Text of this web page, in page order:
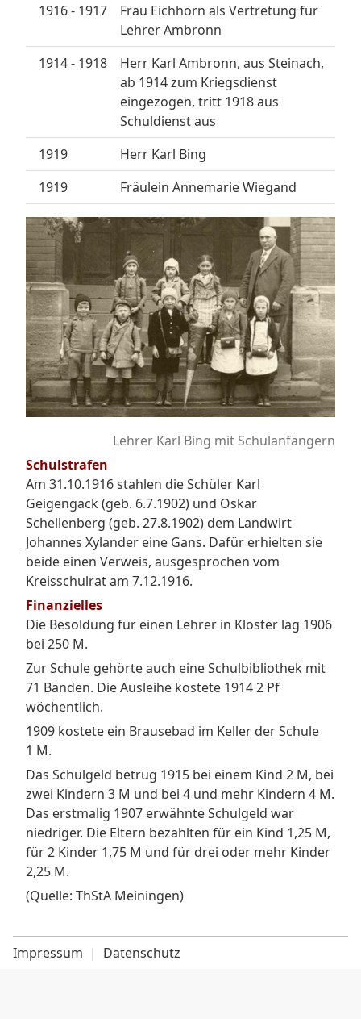
1916 - 1917
Frau Eichhorn als Vertretung für
Lehrer Ambronn
1914 - 1918
Herr Karl Ambronn, aus Steinach,
ab 1914 zum Kriegsdienst
eingezogen, tritt 1918 aus
Schuldienst aus
1919
Herr Karl Bing
1919
Fräulein Annemarie Wiegand
Lehrer Karl Bing mit Schulanfängern
Schulstrafen
Am 31.10.1916 stahlen die Schüler Karl
Geigengack (geb. 6.7.1902) und Oskar
Schellenberg (geb. 27.8.1902) dem Landwirt
Johannes Xylander eine Gans. Dafür erhielten sie
beide einen Verweis, ausgesprochen vom
Kreisschulrat am 7.12.1916.
Finanzielles
Die Besoldung für einen Lehrer in Kloster lag 1906
bei 250 M.
Zur Schule gehörte auch eine Schulbibliothek mit
71 Bänden. Die Ausleihe kostete 1914 2 Pf
wöchentlich.
1909 kostete ein Brausebad im Keller der Schule
1 M.
Das Schulgeld betrug 1915 bei einem Kind 2 M, bei
zwei Kindern 3 M und bei 4 und mehr Kindern 4 M.
Das erstmalig 1907 erwähnte Schulgeld war
niedriger. Die Eltern bezahlten für ein Kind 1,25 M,
für 2 Kinder 1,75 M und für drei oder mehr Kinder
2,25 M.
(Quelle: ThStA Meiningen)
Impressum | Datenschutz